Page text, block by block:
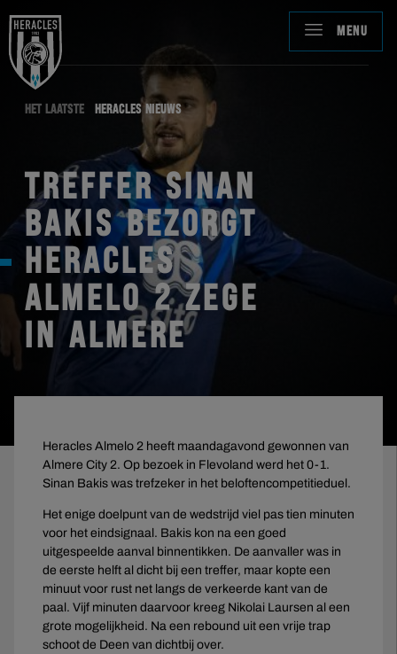
MENU
HET LAATSTE HERACLES NIEUWS
TREFFER SINAN
BAKIS BEZORGT
HERACLES
ALMELO 2 ZEGE
IN ALMERE
Heracles Almelo 2 heeft maandagavond gewonnen van
Almere City 2. Op bezoek in Flevoland werd het 0-1.
Sinan Bakis was trefzeker in het beloftencompetitieduel.
Het enige doelpunt van de wedstrijd viel pas tien minuten
voor het eindsignaal. Bakis kon na een goed
uitgespeelde aanval binnentikken. De aanvaller was in
de eerste helft al dicht bij een treffer, maar kopte een
minuut voor rust net langs de verkeerde kant van de
paal. Vijf minuten daarvoor kreeg Nikolai Laursen al een
grote mogelijkheid. Na een rebound uit een vrije trap
schoot de Deen van dichtbij over.